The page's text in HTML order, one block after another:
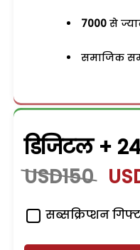
7000 से
समाजिक
डिजिटल +
USD150
सब्सक्रिप्शन